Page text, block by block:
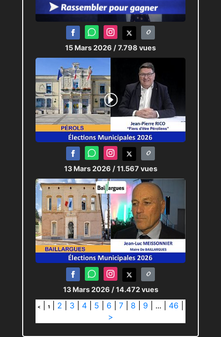
15 Mars 2026 / 7.798 vues
13 Mars 2026 / 11.567 vues
13 Mars 2026 / 14.472 vues
< 1 2 3 4 5 6 7 8 9 ... 46
>